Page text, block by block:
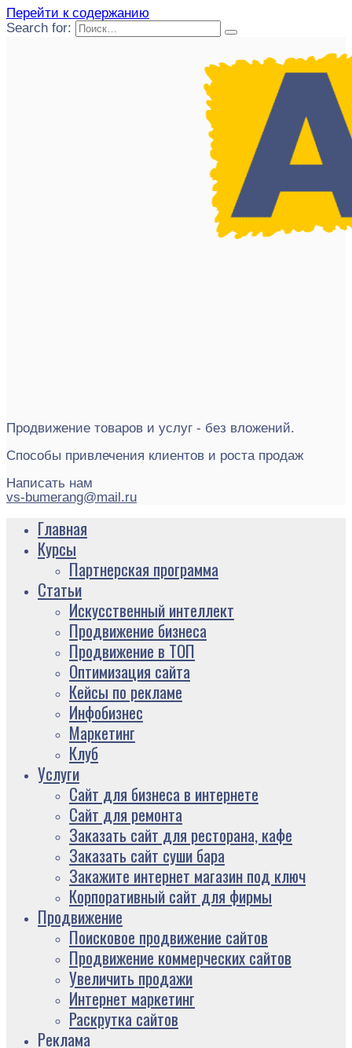
Перейти к содержанию
Search for:
Продвижение товаров и услуг - без вложений.
Способы привлечения клиентов и роста продаж
Написать нам
vs-bumerang@mail.ru
Главная
Курсы
Партнерская программа
Статьи
Искусственный интеллект
Продвижение бизнеса
Продвижение в ТОП
Оптимизация сайта
Кейсы по рекламе
Инфобизнес
Маркетинг
Клуб
Услуги
Сайт для бизнеса в интернете
Сайт для ремонта
Заказать сайт для ресторана, кафе
Заказать сайт суши бара
Закажите интернет магазин под ключ
Корпоративный сайт для фирмы
Продвижение
Поисковое продвижение сайтов
Продвижение коммерческих сайтов
Увеличить продажи
Интернет маркетинг
Раскрутка сайтов
Реклама